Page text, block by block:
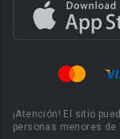
¡Atención! El sitio
personas menores de